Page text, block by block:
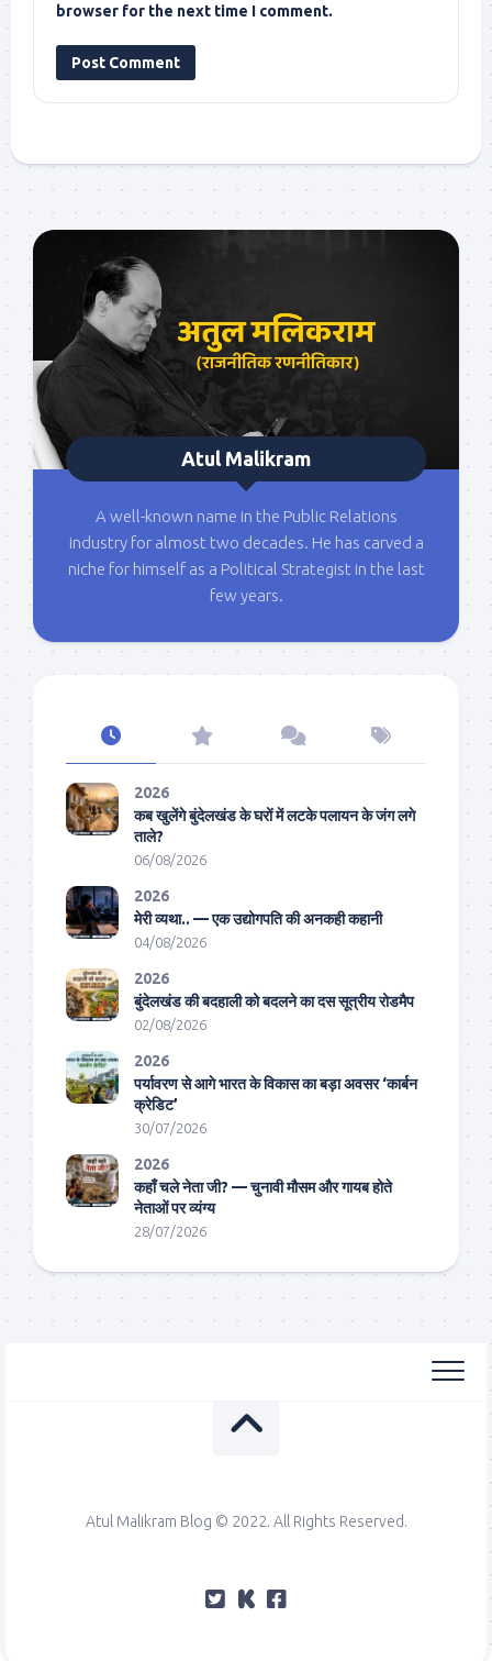
browser for the next time I comment.
Atul Malikram
A well-known name in the Public Relations
industry for almost two decades. He has carved a
niche for himself as a Political Strategist in the last
few years.
2026
कब खुलेंगे बुंदेलखंड के घरों में लटके पलायन के जंग लगे
ताले?
06/08/2026
2026
मेरी व्यथा.. — एक उद्योगपति की अनकही कहानी
04/08/2026
2026
बुंदेलखंड की बदहाली को बदलने का दस सूत्रीय रोडमैप
02/08/2026
2026
पर्यावरण से आगे भारत के विकास का बड़ा अवसर ‘कार्बन
क्रेडिट’
30/07/2026
2026
कहाँ चले नेता जी? — चुनावी मौसम और गायब होते
नेताओं पर व्यंग्य
28/07/2026
Atul Malikram Blog © 2022. All Rights Reserved.